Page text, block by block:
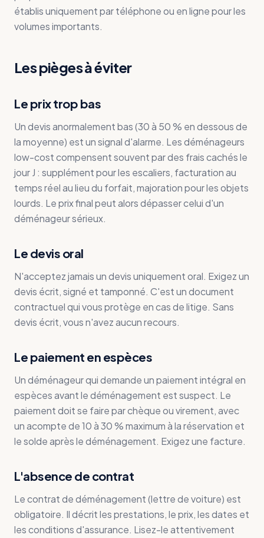
établis uniquement par téléphone ou en ligne pour les
volumes importants.
Les pièges à éviter
Le prix trop bas
Un devis anormalement bas (30 à 50 % en dessous de
la moyenne) est un signal d'alarme. Les déménageurs
low-cost compensent souvent par des frais cachés le
jour J : supplément pour les escaliers, facturation au
temps réel au lieu du forfait, majoration pour les objets
lourds. Le prix final peut alors dépasser celui d'un
déménageur sérieux.
Le devis oral
N'acceptez jamais un devis uniquement oral. Exigez un
devis écrit, signé et tamponné. C'est un document
contractuel qui vous protège en cas de litige. Sans
devis écrit, vous n'avez aucun recours.
Le paiement en espèces
Un déménageur qui demande un paiement intégral en
espèces avant le déménagement est suspect. Le
paiement doit se faire par chèque ou virement, avec
un acompte de 10 à 30 % maximum à la réservation et
le solde après le déménagement. Exigez une facture.
L'absence de contrat
Le contrat de déménagement (lettre de voiture) est
obligatoire. Il décrit les prestations, le prix, les dates et
les conditions d'assurance. Lisez-le attentivement